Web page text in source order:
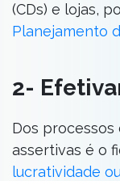
(CDs) e lojas,
Planejamento
2-
Dos
assertivas é o
lucratividade